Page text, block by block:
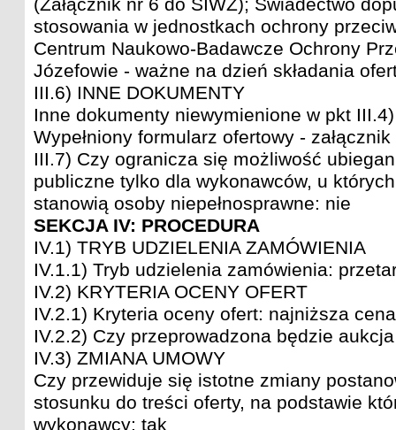
(Załącznik nr 6 do SIWZ); Świadectwo
stosowania w jednostkach ochrony
Centrum Naukowo-Badawcze Ochrony
Józefowie - ważne na dzień składania
III.6) INNE DOKUMENTY
Inne dokumenty niewymienione w pkt
Wypełniony formularz ofertowy -
III.7) Czy ogranicza się możliwość
publiczne tylko dla wykonawców, u
stanowią osoby niepełnosprawne: nie
SEKCJA IV: PROCEDURA
IV.1) TRYB UDZIELENIA ZAMÓWIENIA
IV.1.1) Tryb udzielenia zamówienia:
IV.2) KRYTERIA OCENY OFERT
IV.2.1) Kryteria oceny ofert: najniższa
IV.2.2) Czy przeprowadzona będzie
IV.3) ZMIANA UMOWY
Czy przewiduje się istotne zmiany
stosunku do treści oferty, na podstawie
wykonawcy: tak